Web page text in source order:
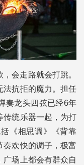
会走路就会打跳。
法抗拒的魔力。担任
奏龙头四弦已经6年
传统乐器一起，为打
《相思调》《背靠
奏欢快的调子，极富
广场上都会有群众自